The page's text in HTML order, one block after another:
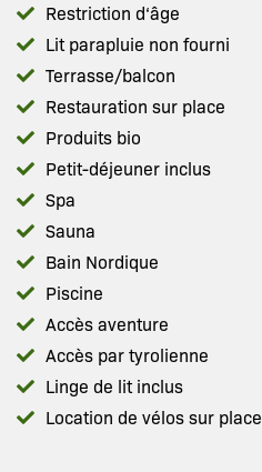
Restriction d‘âge
Lit parapluie non fourni
Terrasse/balcon
Restauration sur place
Produits bio
Petit-déjeuner inclus
Spa
Sauna
Bain Nordique
Piscine
Accès aventure
Accès par tyrolienne
Linge de lit inclus
Location de vélos sur place